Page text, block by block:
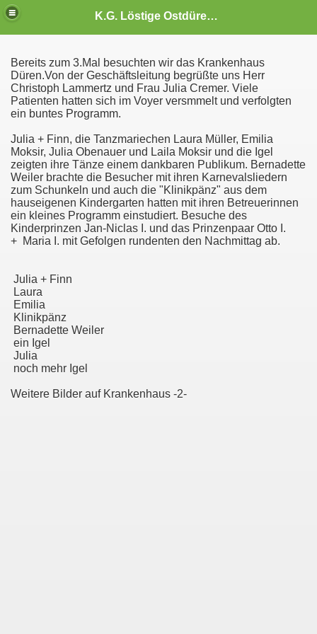
K.G. Löstige Ostdürener 1977 e.V.
Bereits zum 3.Mal besuchten wir das Krankenhaus
Düren.Von der Geschäftsleitung begrüßte uns Herr
Christoph Lammertz und Frau Julia Cremer. Viele
Patienten hatten sich im Voyer versmmelt und verfolgten
ein buntes Programm.
Julia + Finn, die Tanzmariechen Laura Müller, Emilia
Moksir, Julia Obenauer und Laila Moksir und die Igel
zeigten ihre Tänze einem dankbaren Publikum. Bernadette
Weiler brachte die Besucher mit ihren Karnevalsliedern
zum Schunkeln und auch die "Klinikpänz" aus dem
hauseigenen Kindergarten hatten mit ihren Betreuerinnen
ein kleines Programm einstudiert. Besuche des
Kinderprinzen Jan-Niclas I. und das Prinzenpaar Otto I.
+ Maria I. mit Gefolgen rundenten den Nachmittag ab.
Julia + Finn
Laura
Emilia
Klinikpänz
Bernadette Weiler
ein Igel
Julia
noch mehr Igel
Weitere Bilder auf Krankenhaus -2-